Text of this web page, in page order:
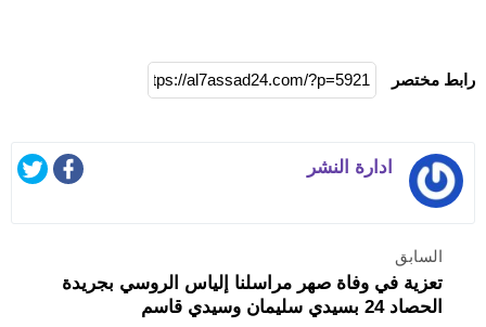
رابط مختصر
ادارة النشر
السابق
تعزية في وفاة صهر مراسلنا إلياس الروسي بجريدة
الحصاد 24 بسيدي سليمان وسيدي قاسم